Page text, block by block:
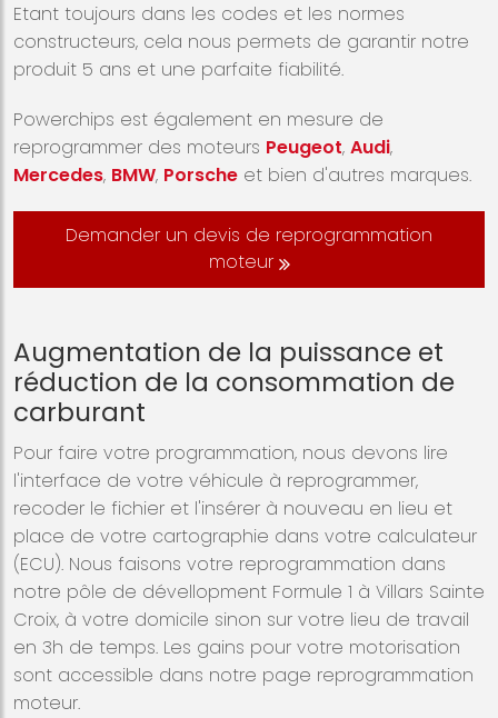
Etant toujours dans les codes et les normes
constructeurs, cela nous permets de garantir notre
produit 5 ans et une parfaite fiabilité.
Powerchips est également en mesure de
reprogrammer des moteurs Peugeot, Audi,
Mercedes, BMW, Porsche et bien d'autres marques.
Demander un devis de reprogrammation
moteur
Augmentation de la puissance et
réduction de la consommation de
carburant
Pour faire votre programmation, nous devons lire
l'interface de votre véhicule à reprogrammer,
recoder le fichier et l'insérer à nouveau en lieu et
place de votre cartographie dans votre calculateur
(ECU). Nous faisons votre reprogrammation dans
notre pôle de dévellopment Formule 1 à Villars Sainte
Croix, à votre domicile sinon sur votre lieu de travail
en 3h de temps. Les gains pour votre motorisation
sont accessible dans notre page reprogrammation
moteur.